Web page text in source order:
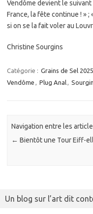
Vendôme devient le
France, la fête continue ! »
si on se la fait voler au
Christine Sourgins
Catégorie : Grains de Sel 2025
Vendôme , Plug Anal,
Navigation entre les
← Bientôt une Tour Eiff-
Un blog sur l’art dit